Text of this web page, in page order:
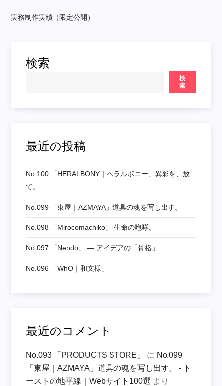
実務制作実績（限定公開）
検索
検
索
最近の投稿
No.100 「HERALBONY｜ヘラルボニー」異彩を、放
て。
No.099 「東屋｜AZMAYA」道具の魂を写し出す。
No.098 「mirocomachiko」 生命の咆哮。
No.097 「nendo」 ― アイデアの「骨格」
No.096 「WhO｜和文様」
最近のコメント
No.093 「PRODUCTS STORE」 に No.099
「東屋｜AZMAYA」道具の魂を写し出す。 - ト
ーストの地平線｜Webサイト100選 より